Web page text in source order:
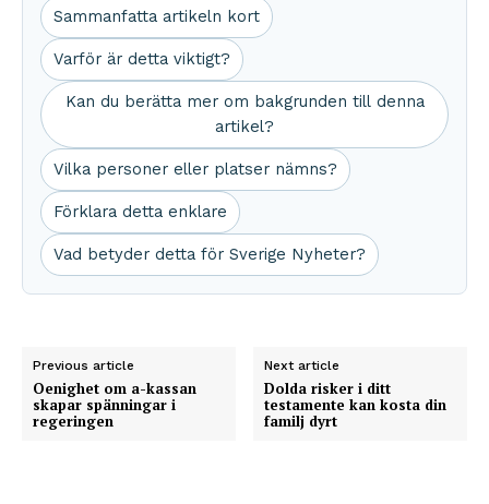
Sammanfatta artikeln kort
Varför är detta viktigt?
Kan du berätta mer om bakgrunden till denna
artikel?
Vilka personer eller platser nämns?
Förklara detta enklare
Vad betyder detta för Sverige Nyheter?
Previous article
Oenighet om a-kassan
skapar spänningar i
regeringen
Next article
Dolda risker i ditt
testamente kan kosta din
familj dyrt